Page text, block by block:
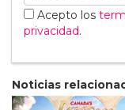
Acepto los
privacidad.
Noticias